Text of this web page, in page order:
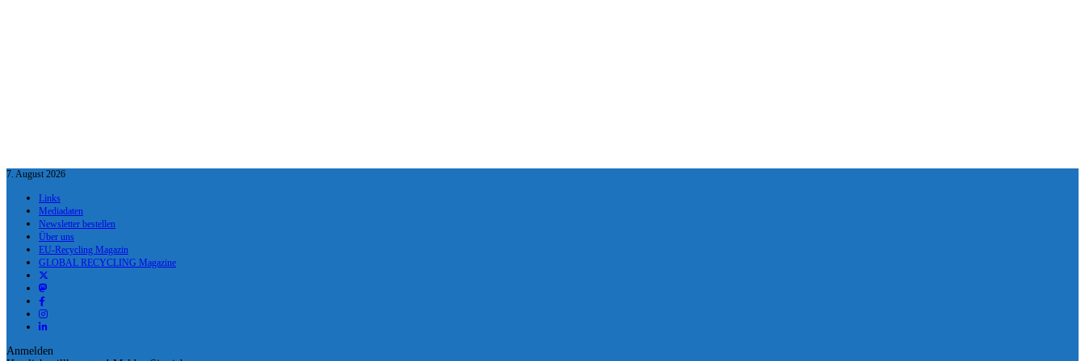
7. August 2026
Links
Mediadaten
Newsletter bestellen
Über uns
EU-Recycling Magazin
GLOBAL RECYCLING Magazine
Anmelden